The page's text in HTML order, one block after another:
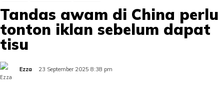
Tandas awam di China perlu
tonton iklan sebelum dapat
tisu
Ezza 23 September 2025 8:38 pm